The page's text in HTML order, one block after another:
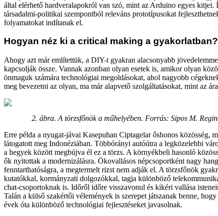
által elérhető hardveralapokról van szó, mint az Arduino egyes kitjei.
társadalmi-politikai szempontból releváns prototípusokat
folyamatokat indítanak el.
Hogyan néz ki a critical making a gyakorlatban?
Ahogy azt már említettük, a DIY-t gyakran alacsonyabb
kapcsolják össze. Vannak azonban olyan esetek is, amikor olyan
önmaguk számára technológiai megoldásokat, ahol nagyobb
meg bevezetni az olyan, ma már alapvető szolgáltatásokat, mint az
2. ábra. A törzsfőnök a műhelyében. Forrás: Sipos M.
Erre példa a nyugat-jávai Kasepuhan Ciptagelar őshonos közösség,
látogatott meg Indonéziában. Többórányi autóútra a legközelebbi
a hegyek között megbújva él ez a törzs. A környékbeli hasonló
ők nyitottak a modernizálásra. Ökovallásos népcsoportként nagy
fenntarthatóságra, a megtermelt rizst nem adják el. A törzsfőnök
kutatókkal, kormányzati dolgozókkal, tagja különböző
chat-csoportoknak is. Időről időre visszavonul és kikéri vallása
Talán a külső szakértői vélemények is szerepet játszanak benne, hogy
évek óta különböző technológiai fejlesztéseket javasolnak.